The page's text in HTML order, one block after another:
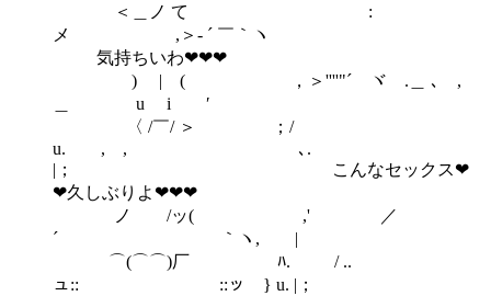
＜＿ノ て :
メ ,＞‐ ´ ￣｀ヽ
気持ちいわ❤❤❤
) | ( ，＞''''"´ ヾ .＿ ､ ,
＿ u i ′
〈 /￣/ ＞ ；/
u. , , ､.
|； こんなセックス❤
❤久しぶりよ❤❤❤
ノ /ッ( ,' ／
´ ｀ヽ, |
⌒(⌒⌒)厂 ﾊ. / ..
ュ:: ::ッ } u. |；